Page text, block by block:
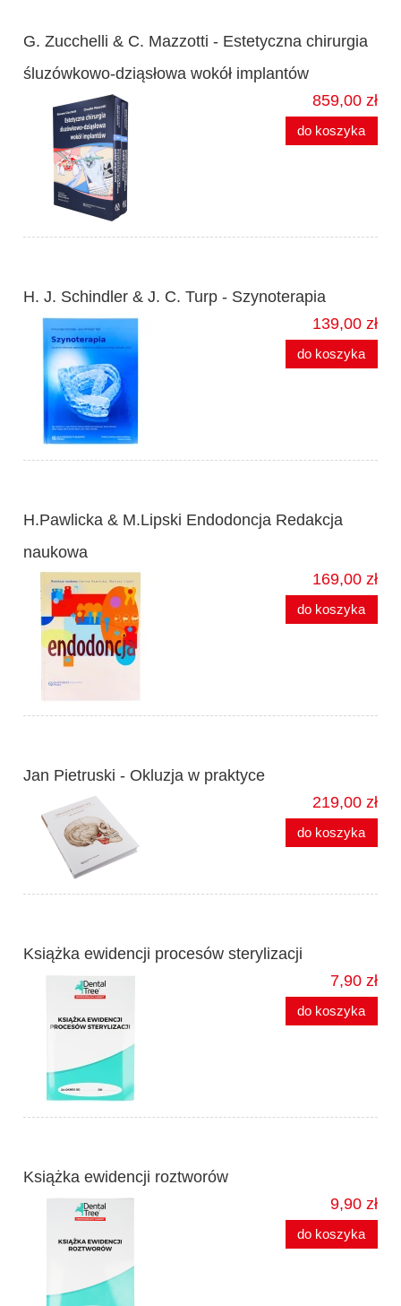
G. Zucchelli & C. Mazzotti - Estetyczna chirurgia
śluzówkowo-dziąsłowa wokół implantów
859,00 zł
do koszyka
H. J. Schindler & J. C. Turp - Szynoterapia
139,00 zł
do koszyka
H.Pawlicka & M.Lipski Endodoncja Redakcja
naukowa
169,00 zł
do koszyka
Jan Pietruski - Okluzja w praktyce
219,00 zł
do koszyka
Książka ewidencji procesów sterylizacji
7,90 zł
do koszyka
Książka ewidencji roztworów
9,90 zł
do koszyka